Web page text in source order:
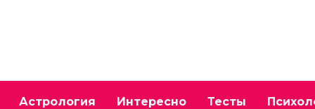
Астрология Интересно Тесты